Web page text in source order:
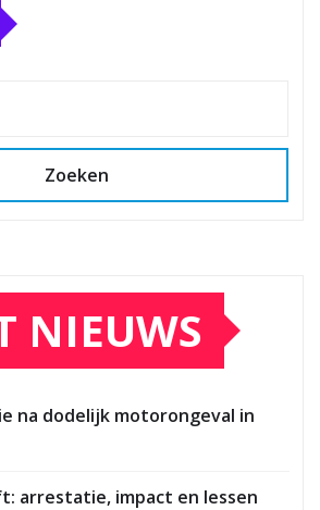
Zoeken
NIEUWS
na dodelijk motorongeval in
arrestatie, impact en lessen